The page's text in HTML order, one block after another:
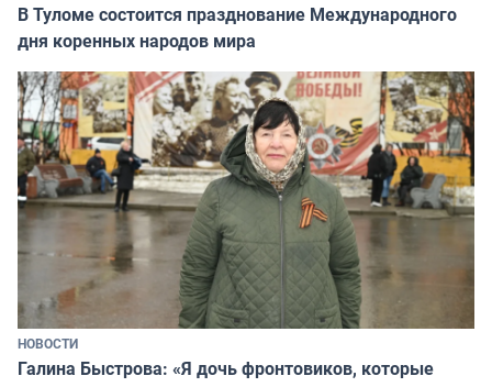
В Туломе состоится празднование Международного
дня коренных народов мира
НОВОСТИ
Галина Быстрова: «Я дочь фронтовиков, которые